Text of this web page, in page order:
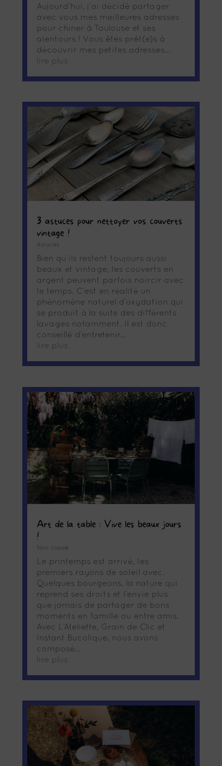
Aujourd’hui, j’ai décidé partager
avec vous mes meilleures adresses
pour chiner à Toulouse et ses
alentours ! Vous êtes prêt(e)s à
découvrir mes petites adresses...
lire plus
3 astuces pour nettoyer vos couverts
vintage !
Astuces
Bien qu’ils restent toujours aussi
beaux et vintage, les couverts en
argent peuvent parfois noircir avec
le temps. C’est en réalité un
phénomène naturel d’oxydation qui
se produit à la suite des différents
lavages notamment. Il est donc
conseillé d’entretenir...
lire plus
Art de la table : Vive les beaux jours
!
Non classé
Le printemps est arrivé, les
premiers rayons de soleil avec.
Quelques bourgeons, la nature qui
reprend ses droits et l’envie plus
que jamais de partager de bons
moments en famille ou entre amis.
Avec L’Ateliette, Grain de Clic et
Instant Bucolique, nous avons
composé...
lire plus